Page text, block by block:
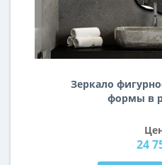
Зеркало
формы в
24